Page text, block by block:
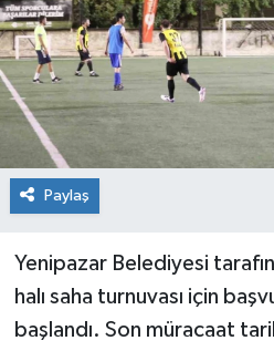
Paylaş
Yenipazar Belediyesi
halı saha turnuvası için
başlandı. Son müracaat